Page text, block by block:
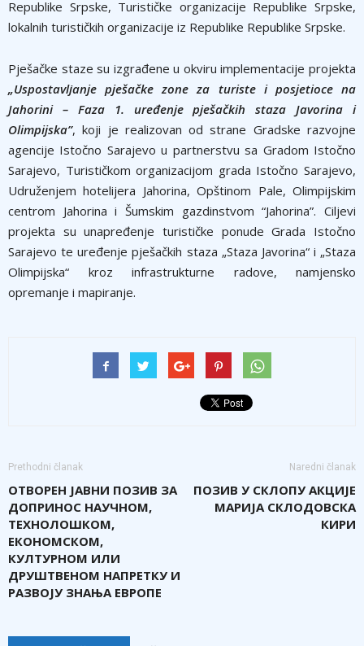
Republike Srpske, Turističke organizacije Republike Srpske,
lokalnih turističkih organizacije iz Republike Republike Srpske.
Pješačke staze su izgrađene u okviru implementacije projekta
„Uspostavlјanje pješačke zone za turiste i posjetioce na
Jahorini – Faza 1. uređenje pješačkih staza Javorina i
Olimpijska”, koji je realizovan od strane Gradske razvojne
agencije Istočno Sarajevo u partnerstvu sa Gradom Istočno
Sarajevo, Turističkom organizacijom grada Istočno Sarajevo,
Udruženjem hotelijera Jahorina, Opštinom Pale, Olimpijskim
centrom Jahorina i Šumskim gazdinstvom “Jahorina”. Ciljevi
projekta su unapređenje turističke ponude Grada Istočno
Sarajevo te uređenje pješačkih staza „Staza Javorina“ i „Staza
Olimpijska“ kroz infrastrukturne radove, namjensko
opremanje i mapiranje.
Prethodni članak
ОТВОРЕН JАВНИ ПОЗИВ ЗА
ДОПРИНОС НАУЧНОМ,
ТЕХНОЛОШКОМ,
ЕКОНОМСКОМ,
КУЛТУРНОМ ИЛИ
ДРУШТВЕНОМ НАПРЕТКУ И
РАЗВОЈУ ЗНАЊА ЕВРОПЕ
Naredni članak
ПОЗИВ У СКЛОПУ АКЦИЈЕ
МАРИЈА СКЛОДОВСКА
КИРИ